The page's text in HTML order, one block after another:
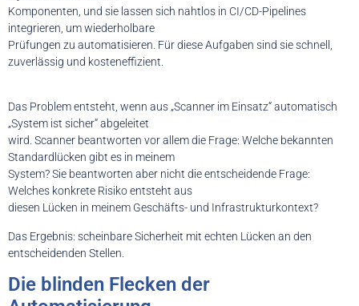
Komponenten, und sie lassen sich nahtlos in CI/CD-Pipelines
integrieren, um wiederholbare
Prüfungen zu automatisieren. Für diese Aufgaben sind sie schnell,
zuverlässig und kosteneffizient.
Das Problem entsteht, wenn aus „Scanner im Einsatz“ automatisch
„System ist sicher“ abgeleitet
wird. Scanner beantworten vor allem die Frage: Welche bekannten
Standardlücken gibt es in meinem
System? Sie beantworten aber nicht die entscheidende Frage:
Welches konkrete Risiko entsteht aus
diesen Lücken in meinem Geschäfts- und Infrastrukturkontext?
Das Ergebnis: scheinbare Sicherheit mit echten Lücken an den
entscheidenden Stellen.
Die blinden Flecken der